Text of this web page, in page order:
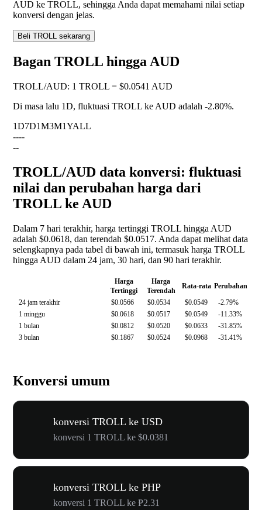
AUD ke TROLL, sehingga Anda dapat memahami nilai setiap
konversi dengan jelas.
Beli TROLL sekarang
Bagan TROLL hingga AUD
TROLL/AUD: 1 TROLL = $0.0541 AUD
Di masa lalu 1D, fluktuasi TROLL ke AUD adalah -2.80%.
1D7D1M3M1YALL
----
--
TROLL/AUD data konversi: fluktuasi
nilai dan perubahan harga dari
TROLL ke AUD
Dalam 7 hari terakhir, harga tertinggi TROLL hingga AUD
adalah $0.0618, dan terendah $0.0517. Anda dapat melihat data
selengkapnya pada tabel di bawah ini, termasuk harga TROLL
hingga AUD dalam 24 jam, 30 hari, dan 90 hari terakhir.
Harga
Tertinggi
Harga
Terendah
Rata-rata Perubahan
24 jam terakhir
$0.0566 $0.0534 $0.0549
-2.79%
1 minggu
$0.0618 $0.0517 $0.0549
-11.33%
1 bulan
$0.0812 $0.0520 $0.0633
-31.85%
3 bulan
$0.1867 $0.0524 $0.0968 -31.41%
Konversi umum
konversi TROLL ke USD
konversi 1 TROLL ke $0.0381
konversi TROLL ke PHP
konversi 1 TROLL ke ₱2.31